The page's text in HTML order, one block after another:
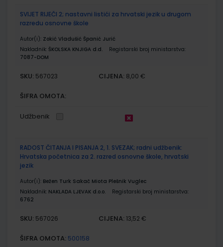
SVIJET RIJEČI 2; nastavni listići za hrvatski jezik u drugom
razredu osnovne škole
Autor(i): Zokić Vladušić Španić Jurić
Nakladnik: ŠKOLSKA KNJIGA d.d.
Registarski broj ministarstva:
7087-DOM
SKU: 567023 CIJENA: 8,00 €
ŠIFRA OMOTA:
Udžbenik
RADOST ČITANJA I PISANJA 2, 1. SVEZAK; radni udžbenik:
Hrvatska početnica za 2. razred osnovne škole, hrvatski
jezik
Autor(i): Bežen Turk Sakač Miota Plešnik Vuglec
Nakladnik: NAKLADA LJEVAK d.o.o.
Registarski broj ministarstva:
6762
SKU: 567026 CIJENA: 13,52 €
ŠIFRA OMOTA: 500158